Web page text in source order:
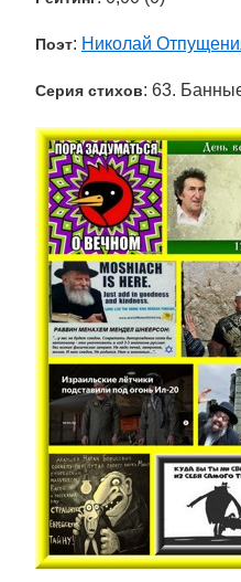
Поэт: Николай
Серия стихов: 63.